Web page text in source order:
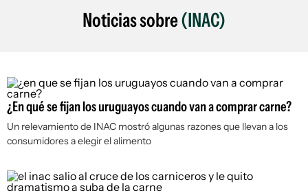
Noticias sobre(INAC)
¿En qué se fijan los uruguayos cuando van a comprar carne?
Un relevamiento de INAC mostró algunas razones que llevan a los
consumidores a elegir el alimento